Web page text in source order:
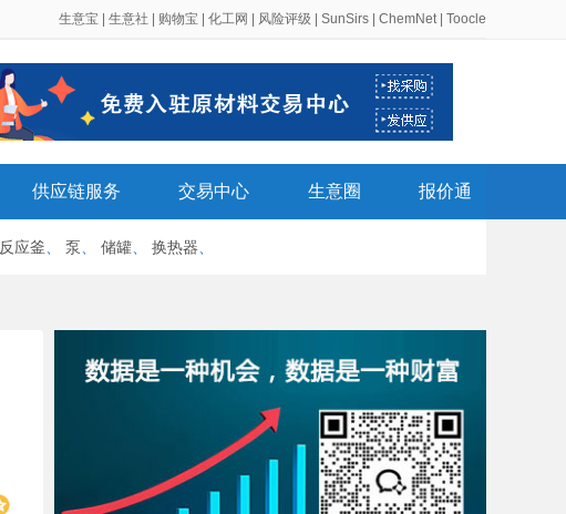
生意宝 生意社 购物宝 化工网 风险评级 SunSirs ChemNet| Toocle
供应链服务 交易中心 生意圈 报价通
反应釜 泵 储罐 换热器